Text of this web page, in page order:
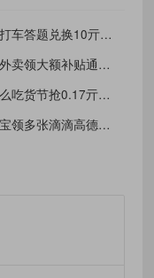
百度打车答题兑换10亓打车券
京东外卖领大额补贴通用神券
饿了么吃货节抢0.17亓通兑券
支付宝领多张滴滴高德打车券